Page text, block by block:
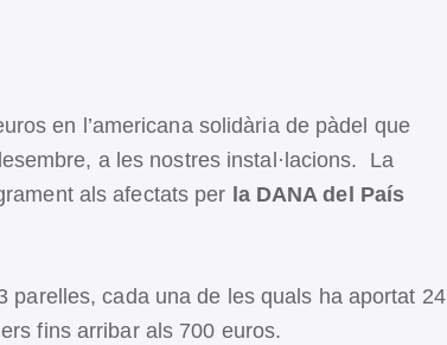
en l’americana solidària de pàdel que
a les nostres instal·lacions. La
als afectats per la DANA del País
parelles, cada una de les quals ha aportat 24
fins arribar als 700 euros.